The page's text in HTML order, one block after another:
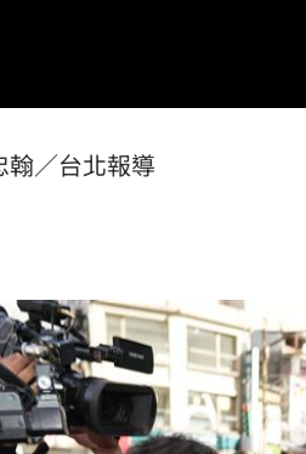
聚高雄 Formosa 7s掀足球熱潮
翰／台北報導